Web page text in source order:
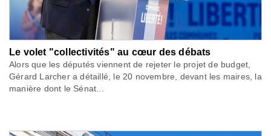
Le volet "collectivités" au cœur des débats
Alors que les députés viennent de rejeter le projet de budget,
Gérard Larcher a détaillé, le 20 novembre, devant les maires, la
manière dont le Sénat...